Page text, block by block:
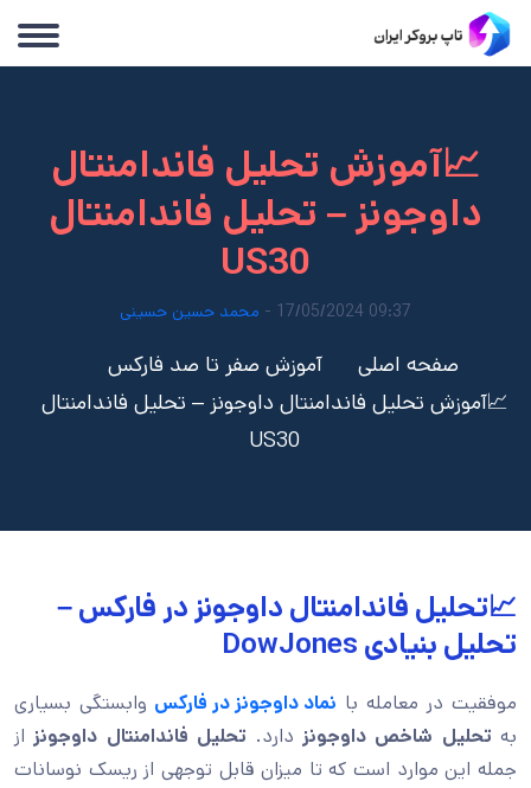
📈آموزش تحلیل فاندامنتال
داوجونز – تحلیل فاندامنتال
US30
09:37 17/05/2024 - محمد حسین حسینی
صفحه اصلی
آموزش صفر تا صد فارکس
📈آموزش تحلیل فاندامنتال داوجونز – تحلیل فاندامنتال
US30
📈تحلیل فاندامنتال داوجونز در فارکس –
تحلیل بنیادی DowJones
موفقیت در معامله با نماد داوجونز در فارکس وابستگی بسیاری
به تحلیل شاخص داوجونز دارد. تحلیل فاندامنتال داوجونزاز
جمله این موارد است که تا میزان قابل توجهی از ریسک نوسانات